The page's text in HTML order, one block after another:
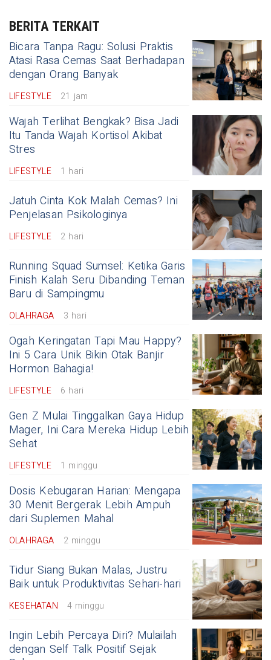
BERITA TERKAIT
Bicara Tanpa Ragu: Solusi Praktis
Atasi Rasa Cemas Saat Berhadapan
dengan Orang Banyak
LIFESTYLE 21 jam
Wajah Terlihat Bengkak? Bisa Jadi
Itu Tanda Wajah Kortisol Akibat
Stres
LIFESTYLE 1 hari
Jatuh Cinta Kok Malah Cemas? Ini
Penjelasan Psikologinya
LIFESTYLE 2 hari
Running Squad Sumsel: Ketika Garis
Finish Kalah Seru Dibanding Teman
Baru di Sampingmu
OLAHRAGA 3 hari
Ogah Keringatan Tapi Mau Happy?
Ini 5 Cara Unik Bikin Otak Banjir
Hormon Bahagia!
LIFESTYLE 6 hari
Gen Z Mulai Tinggalkan Gaya Hidup
Mager, Ini Cara Mereka Hidup Lebih
Sehat
LIFESTYLE 1 minggu
Dosis Kebugaran Harian: Mengapa
30 Menit Bergerak Lebih Ampuh
dari Suplemen Mahal
OLAHRAGA 2 minggu
Tidur Siang Bukan Malas, Justru
Baik untuk Produktivitas Sehari-hari
KESEHATAN 4 minggu
Ingin Lebih Percaya Diri? Mulailah
dengan Self Talk Positif Sejak